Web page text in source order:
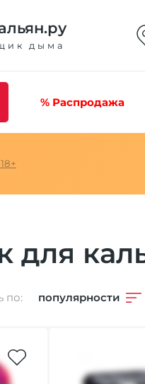
дыма
% Распродажа
для
по: популярности